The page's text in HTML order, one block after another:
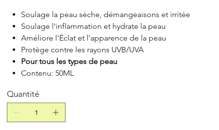
Soulage la peau sèche, démangeaisons et irritée
Soulage l'inflammation et hydrate la peau
Améliore l'Éclat et l'apparence de la peau
Protège contre les rayons UVB/UVA
Pour tous les types de peau
Contenu: 50ML
Quantité